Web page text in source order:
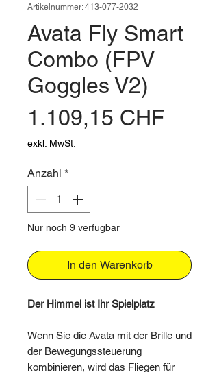
Artikelnummer: 413-077-2032
Avata Fly Smart
Combo (FPV
Goggles V2)
1.109,15 CHF
exkl. MwSt.
Anzahl *
Nur noch 9 verfügbar
In den Warenkorb
Der Himmel ist Ihr Spielplatz
Wenn Sie die Avata mit der Brille und
der Bewegungssteuerung
kombinieren, wird das Fliegen für